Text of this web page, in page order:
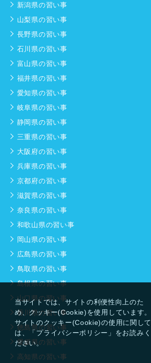
当サイトでは、サイトの利便性向上のた
め、クッキー(Cookie)を使用しています。
サイトのクッキー(Cookie)の使用に関して
は、「プライバシーポリシー」をお読みく
ださい。
新潟県の習い事
山梨県の習い事
長野県の習い事
石川県の習い事
富山県の習い事
福井県の習い事
愛知県の習い事
岐阜県の習い事
静岡県の習い事
三重県の習い事
大阪府の習い事
兵庫県の習い事
京都府の習い事
滋賀県の習い事
奈良県の習い事
和歌山県の習い事
岡山県の習い事
広島県の習い事
鳥取県の習い事
島根県の習い事
山口県の習い事
香川県の習い事
徳島県の習い事
愛媛県の習い事
高知県の習い事